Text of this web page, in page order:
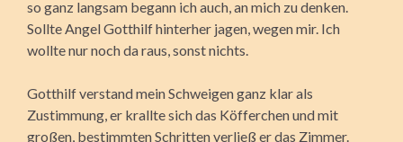
so ganz langsam begann ich auch, an mich zu denken.
Sollte Angel Gotthilf hinterher jagen, wegen mir. Ich
wollte nur noch da raus, sonst nichts.
Gotthilf verstand mein Schweigen ganz klar als
Zustimmung, er krallte sich das Köfferchen und mit
großen, bestimmten Schritten verließ er das Zimmer.